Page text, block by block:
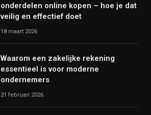
onderdelen online kopen – hoe je dat
veilig en effectief doet
18 maart 2026
Waarom een zakelijke rekening
essentieel is voor moderne
ondernemers
21 februari 2026